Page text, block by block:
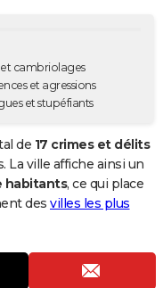
et cambriolages
et agressions
et stupéfiants
de 17 crimes et délits
La ville affiche ainsi un
habitants, ce qui place
des villes les plus